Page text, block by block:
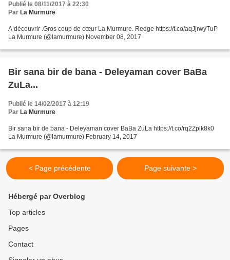
Publié le 08/11/2017 à 22:30
Par La Murmure
A découvrir .Gros coup de cœur La Murmure. Redge https://t.co/aqJjrwyTuP
La Murmure (@lamurmure) November 08, 2017
Bir sana bir de bana - Deleyaman cover BaBa
ZuLa...
Publié le 14/02/2017 à 12:19
Par La Murmure
Bir sana bir de bana - Deleyaman cover BaBa ZuLa https://t.co/rq2Zplk8k0
La Murmure (@lamurmure) February 14, 2017
< Page précédente Page suivante >
Hébergé par Overblog
Top articles
Pages
Contact